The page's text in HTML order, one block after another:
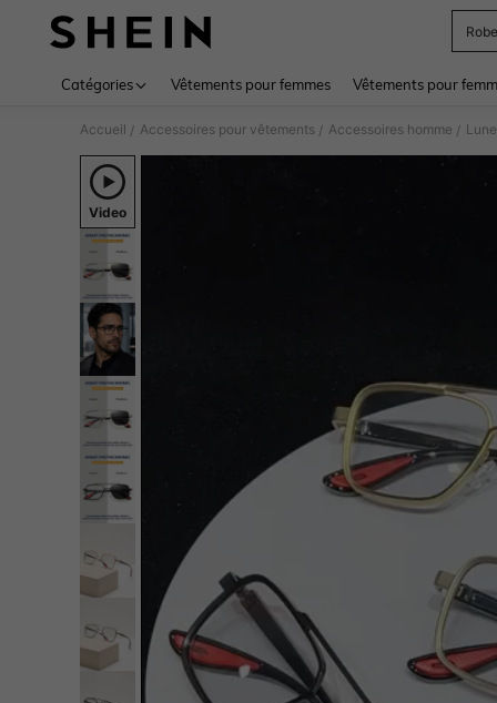
Robe
Catégories Vêtements pour femmes Vêtements pour
Accueil / Accessoires pour vêtements / Accessoires homme /
Video